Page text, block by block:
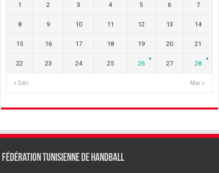
« Déc Mar »
1 2 3 4 5 6 7
8 9 10 11 12 13 14
15 16 17 18 19 20 21
22 23 24 25 26 27 28
Fédération tunisienne de Handball